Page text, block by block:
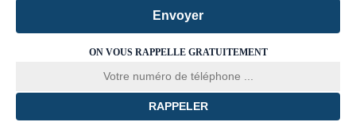
ON VOUS RAPPELLE GRATUITEMENT